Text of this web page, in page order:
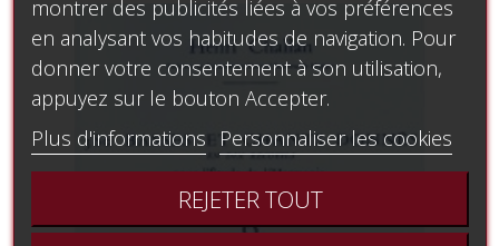
montrer des publicités liées à vos préférences
en analysant vos habitudes de navigation. Pour
donner votre consentement à son utilisation,
appuyez sur le bouton Accepter.
Plus d'informations
Personnaliser les cookies
REJETER TOUT